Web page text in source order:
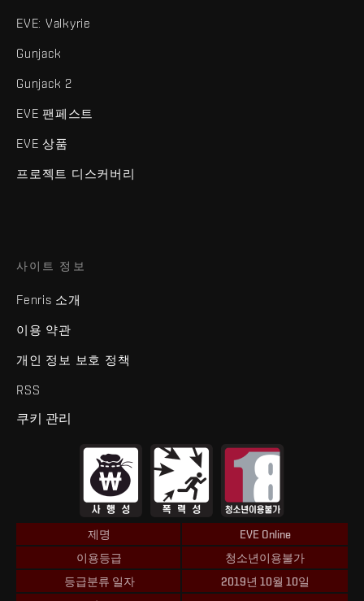
EVE: Valkyrie
Gunjack
Gunjack 2
EVE 팬페스트
EVE 상품
프로젝트 디스커버리
사이트 정보
Fenris 소개
이용 약관
개인 정보 보호 정책
RSS
쿠키 관리
제명
EVE Online
이용등급
청소년이용불가
등급분류 일자
2019년 10월 10일